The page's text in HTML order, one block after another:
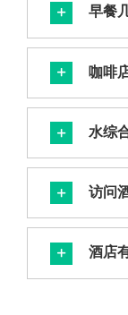
早餐
咖啡
水综
访问
酒店